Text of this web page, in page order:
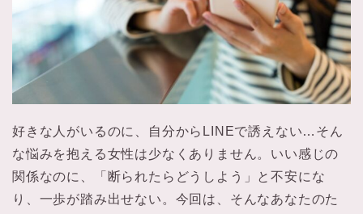
好きな人がいるのに、自分からLINEで誘えない…そん
な悩みを抱える女性は少なくありません。いい感じの
関係なのに、「断られたらどうしよう」と不安にな
り、一歩が踏み出せない。今回は、そんなあなたのた